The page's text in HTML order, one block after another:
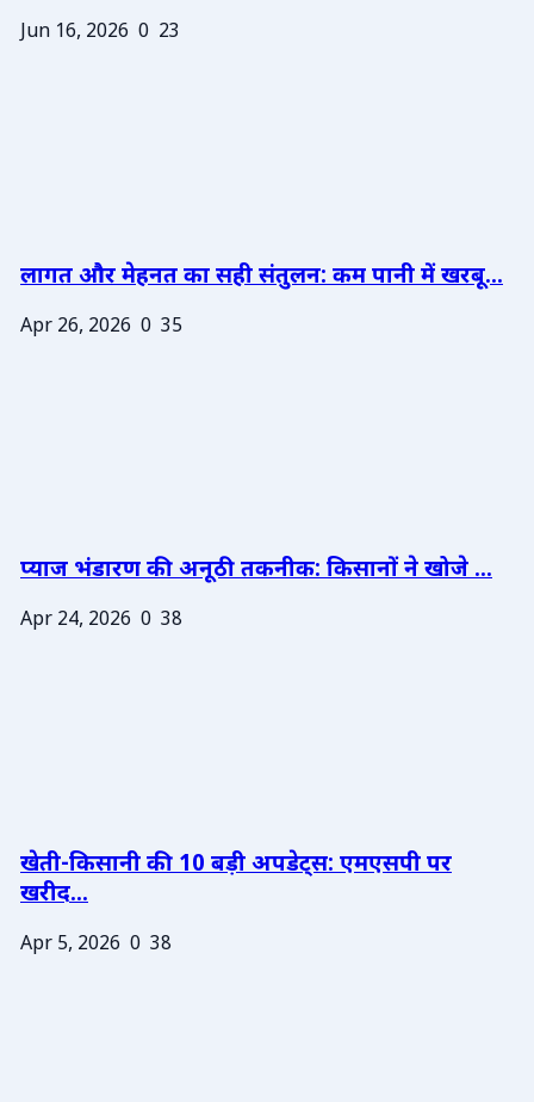
Jun 16, 2026 0 23
लागत और मेहनत का सही संतुलन: कम पानी में खरबू...
Apr 26, 2026 0 35
प्याज भंडारण की अनूठी तकनीक: किसानों ने खोजे ...
Apr 24, 2026 0 38
खेती-किसानी की 10 बड़ी अपडेट्स: एमएसपी पर
खरीद...
Apr 5, 2026 0 38